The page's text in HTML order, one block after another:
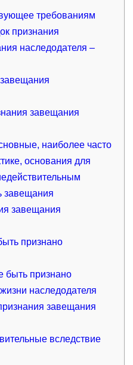
требованиям
признания
наследодателя –
завещания
наиболее часто
основания для
завещания
завещания
признано
быть признано
наследодателя
завещания
вследствие